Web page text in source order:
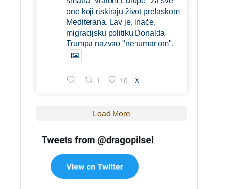
one koji riskiraju život prelaskom
Mediterana. Lav je, inače,
migracijsku politiku Donalda
Trumpa nazvao "nehumanom".
1 10 X
Load More